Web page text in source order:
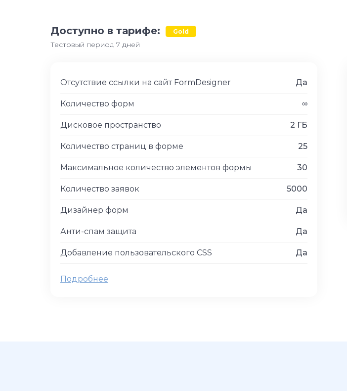
Доступно в тарифе: Gold
Тестовый период 7 дней
Отсутствие ссылки на сайт FormDesigner Да
Количество форм ∞
Дисковое пространство 2 ГБ
Количество страниц в форме 25
Максимальное количество элементов формы 30
Количество заявок 5000
Дизайнер форм Да
Анти-спам защита Да
Добавление пользовательского CSS Да
Подробнее